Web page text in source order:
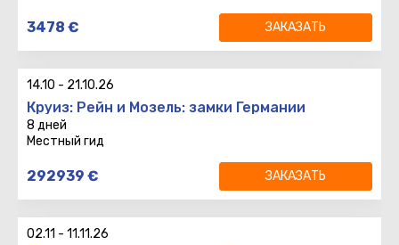
Вылет:
9 ночей
3478 € ЗАКАЗАТЬ
14.10 - 21.10.26
Круиз: Рейн и Мозель: замки Германии
8 дней
Местный гид
Вылет:TLV
IZ481 06:00
Возврат:CGN
7 ночей
292939 € ЗАКАЗАТЬ
02.11 - 11.11.26